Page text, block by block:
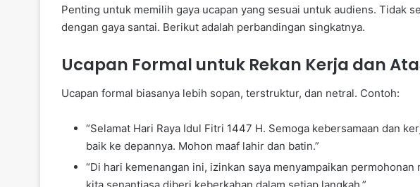
Penting untuk memilih gaya ucapan yang sesuai untuk audiens. Tidak
dengan gaya santai. Berikut adalah perbandingan singkatnya.
Ucapan Formal untuk Rekan Kerja dan
Ucapan formal biasanya lebih sopan, terstruktur, dan netral. Contoh:
“Selamat Hari Raya Idul Fitri 1447 H. Semoga kebersamaan dan
baik ke depannya. Mohon maaf lahir dan batin.”
“Di hari kemenangan ini, izinkan saya menyampaikan